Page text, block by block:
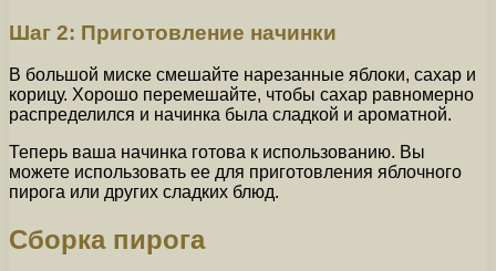
Шаг 2: Приготовление начинки
В большой миске смешайте нарезанные яблоки, сахар и
корицу. Хорошо перемешайте, чтобы сахар равномерно
распределился и начинка была сладкой и ароматной.
Теперь ваша начинка готова к использованию. Вы
можете использовать ее для приготовления яблочного
пирога или других сладких блюд.
Сборка пирога